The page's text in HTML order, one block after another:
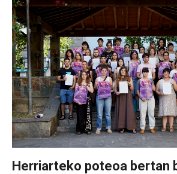
Herriarteko poteoa bertan